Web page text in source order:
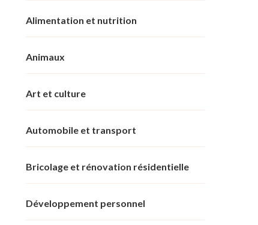
Alimentation et nutrition
Animaux
Art et culture
Automobile et transport
Bricolage et rénovation résidentielle
Développement personnel